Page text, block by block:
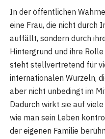
In der öffentlichen
eine Frau, die nicht durch
auffällt, sondern durch
Hintergrund und ihre
steht stellvertretend für
internationalen Wurzeln,
aber nicht unbedingt im
Dadurch wirkt sie auf
wie man sein Leben
der eigenen Familie